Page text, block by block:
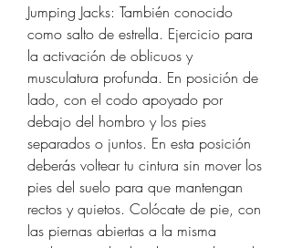
Jumping Jacks: También conocido
como salto de estrella. Ejercicio para
la activación de oblicuos y
musculatura profunda. En posición de
lado, con el codo apoyado por
debajo del hombro y los pies
separados o juntos. En esta posición
deberás voltear tu cintura sin mover los
pies del suelo para que mantengan
rectos y quietos. Colócate de pie, con
las piernas abiertas a la misma